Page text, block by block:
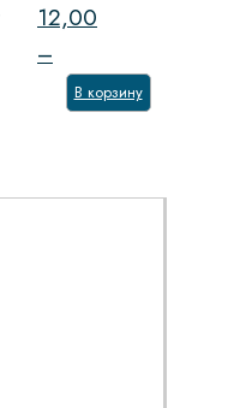
12,00
–
В корзину